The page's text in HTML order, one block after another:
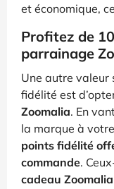
et économique,
Profitez de
parrainage
Une autre valeur
fidélité est
Zoomalia. En
la marque à
points fidélité
commande.
cadeau Zoomalia